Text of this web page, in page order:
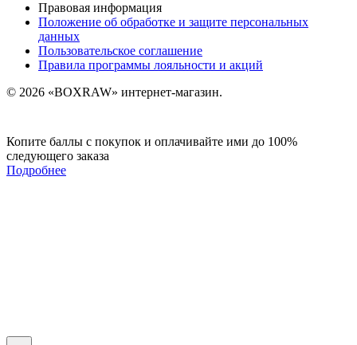
Правовая информация
Положение об обработке и защите персональных
данных
Пользовательское соглашение
Правила программы лояльности и акций
© 2026 «BOXRAW» интернет-магазин.
Копите баллы с покупок и оплачивайте ими до 100%
следующего заказа
Подробнее